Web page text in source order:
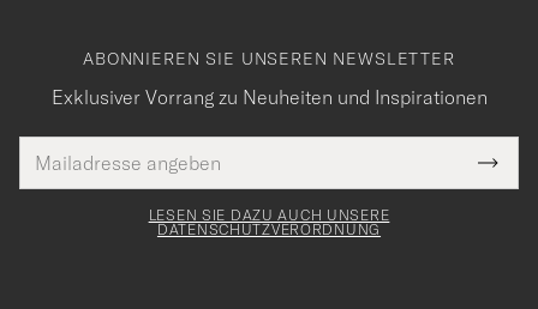
ABONNIEREN SIE UNSEREN NEWSLETTER
Exklusiver Vorrang zu Neuheiten und Inspirationen
Mail
Adresse
Tack
för
LESEN SIE DAZU AUCH UNSERE
DATENSCHUTZVERORDNUNG